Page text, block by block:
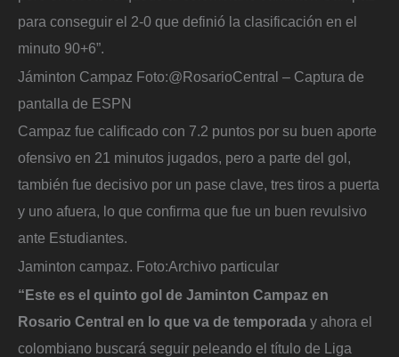
para conseguir el 2-0 que definió la clasificación en el
minuto 90+6”.
Jáminton Campaz Foto:@RosarioCentral – Captura de
pantalla de ESPN
Campaz fue calificado con 7.2 puntos por su buen aporte
ofensivo en 21 minutos jugados, pero a parte del gol,
también fue decisivo por un pase clave, tres tiros a puerta
y uno afuera, lo que confirma que fue un buen revulsivo
ante Estudiantes.
Jaminton campaz. Foto:Archivo particular
“Este es el quinto gol de Jaminton Campaz en
Rosario Central en lo que va de temporada y ahora el
colombiano buscará seguir peleando el título de Liga